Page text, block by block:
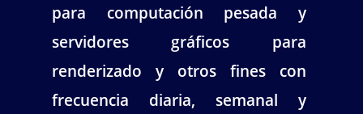
para computación pesada y
servidores gráficos para
renderizado y otros fines con
frecuencia diaria, semanal y